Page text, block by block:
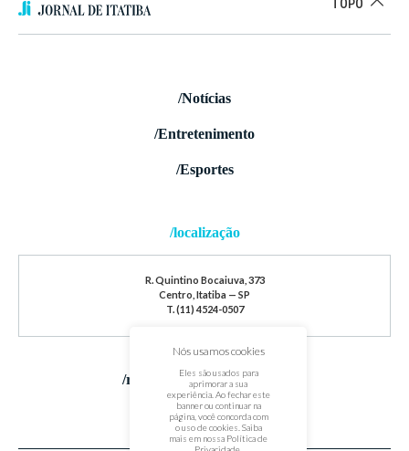
TOPO
/Notícias
/Entretenimento
/Esportes
/localização
R. Quintino Bocaiuva, 373
Centro, Itatiba — SP
T. (11) 4524-0507
/redes sociais
Nós usamos cookies
Eles são usados para
aprimorar a sua
experiência. Ao fechar este
banner ou continuar na
página, você concorda com
o uso de cookies. Saiba
mais em nossa Política de